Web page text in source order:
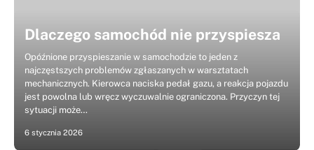
Dlaczego samochód nie przyspiesza
Opóźnione przyspieszanie w samochodzie to jeden z
najczęstszych problemów zgłaszanych w warsztatach
mechanicznych. Kierowca naciska pedał gazu, a reakcja pojazdu
jest powolna lub wręcz wyczuwalnie ograniczona. Przyczyn tej
sytuacji może…
6 stycznia 2026